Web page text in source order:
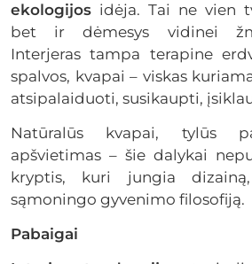
ekologijos idėja. Tai ne vien
bet ir dėmesys vidinei
Interjeras tampa terapine
spalvos, kvapai – viskas
atsipalaiduoti, susikaupti,
Natūralūs kvapai, tylūs
apšvietimas – šie dalykai
kryptis, kuri jungia
sąmoningo gyvenimo filosofiją.
Pabaigai